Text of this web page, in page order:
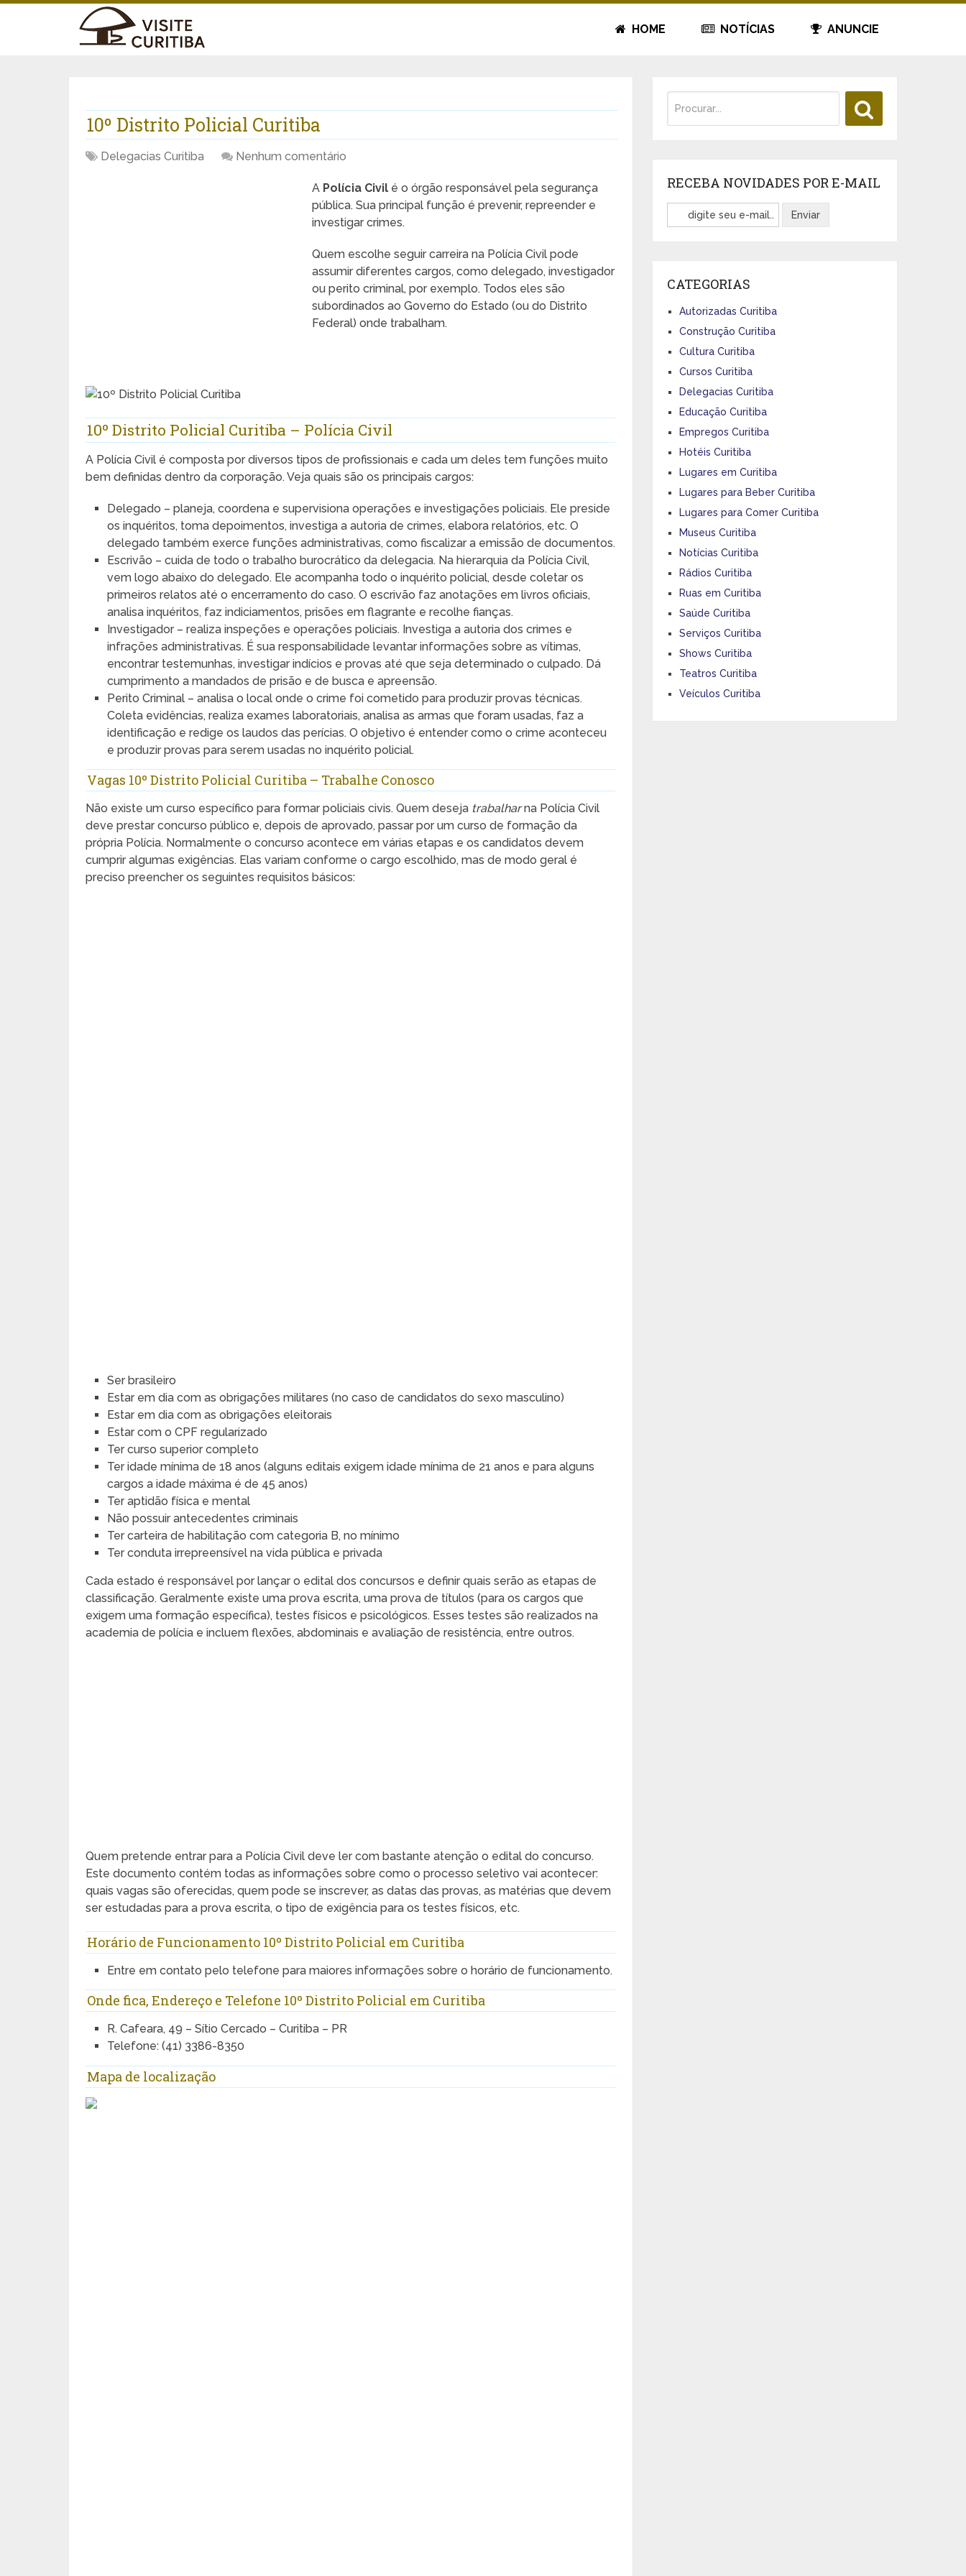
HOME NOTÍCIAS ANUNCIE
10º Distrito Policial Curitiba
Delegacias Curitiba Nenhum comentário
A Polícia Civil é o órgão responsável pela segurança
pública. Sua principal função é prevenir, repreender e
investigar crimes.
Quem escolhe seguir carreira na Polícia Civil pode
assumir diferentes cargos, como delegado, investigador
ou perito criminal, por exemplo. Todos eles são
subordinados ao Governo do Estado (ou do Distrito
Federal) onde trabalham.
10º Distrito Policial Curitiba – Polícia Civil
A Polícia Civil é composta por diversos tipos de profissionais e cada um deles tem funções muito
bem definidas dentro da corporação. Veja quais são os principais cargos:
Delegado – planeja, coordena e supervisiona operações e investigações policiais. Ele preside
os inquéritos, toma depoimentos, investiga a autoria de crimes, elabora relatórios, etc. O
delegado também exerce funções administrativas, como fiscalizar a emissão de documentos.
Escrivão – cuida de todo o trabalho burocrático da delegacia. Na hierarquia da Polícia Civil,
vem logo abaixo do delegado. Ele acompanha todo o inquérito policial, desde coletar os
primeiros relatos até o encerramento do caso. O escrivão faz anotações em livros oficiais,
analisa inquéritos, faz indiciamentos, prisões em flagrante e recolhe fianças.
Investigador – realiza inspeções e operações policiais. Investiga a autoria dos crimes e
infrações administrativas. É sua responsabilidade levantar informações sobre as vítimas,
encontrar testemunhas, investigar indícios e provas até que seja determinado o culpado. Dá
cumprimento a mandados de prisão e de busca e apreensão.
Perito Criminal – analisa o local onde o crime foi cometido para produzir provas técnicas.
Coleta evidências, realiza exames laboratoriais, analisa as armas que foram usadas, faz a
identificação e redige os laudos das perícias. O objetivo é entender como o crime aconteceu
e produzir provas para serem usadas no inquérito policial.
Vagas 10º Distrito Policial Curitiba – Trabalhe Conosco
Não existe um curso específico para formar policiais civis. Quem deseja trabalharna Polícia Civil
deve prestar concurso público e, depois de aprovado, passar por um curso de formação da
própria Polícia. Normalmente o concurso acontece em várias etapas e os candidatos devem
cumprir algumas exigências. Elas variam conforme o cargo escolhido, mas de modo geral é
preciso preencher os seguintes requisitos básicos:
Ser brasileiro
Estar em dia com as obrigações militares (no caso de candidatos do sexo masculino)
Estar em dia com as obrigações eleitorais
Estar com o CPF regularizado
Ter curso superior completo
Ter idade mínima de 18 anos (alguns editais exigem idade mínima de 21 anos e para alguns
cargos a idade máxima é de 45 anos)
Ter aptidão física e mental
Não possuir antecedentes criminais
Ter carteira de habilitação com categoria B, no mínimo
Ter conduta irrepreensível na vida pública e privada
Cada estado é responsável por lançar o edital dos concursos e definir quais serão as etapas de
classificação. Geralmente existe uma prova escrita, uma prova de títulos (para os cargos que
exigem uma formação específica), testes físicos e psicológicos. Esses testes são realizados na
academia de polícia e incluem flexões, abdominais e avaliação de resistência, entre outros.
Quem pretende entrar para a Polícia Civil deve ler com bastante atenção o edital do concurso.
Este documento contém todas as informações sobre como o processo seletivo vai acontecer:
quais vagas são oferecidas, quem pode se inscrever, as datas das provas, as matérias que devem
ser estudadas para a prova escrita, o tipo de exigência para os testes físicos, etc.
Horário de Funcionamento 10º Distrito Policial em Curitiba
Entre em contato pelo telefone para maiores informações sobre o horário de funcionamento.
Onde fica, Endereço e Telefone 10º Distrito Policial em Curitiba
R. Cafeara, 49 – Sítio Cercado – Curitiba – PR
Telefone: (41) 3386-8350
Mapa de localização
RECEBA NOVIDADES POR E-MAIL
CATEGORIAS
Autorizadas Curitiba
Construção Curitiba
Cultura Curitiba
Cursos Curitiba
Delegacias Curitiba
Educação Curitiba
Empregos Curitiba
Hotéis Curitiba
Lugares em Curitiba
Lugares para Beber Curitiba
Lugares para Comer Curitiba
Museus Curitiba
Notícias Curitiba
Rádios Curitiba
Ruas em Curitiba
Saúde Curitiba
Serviços Curitiba
Shows Curitiba
Teatros Curitiba
Veículos Curitiba